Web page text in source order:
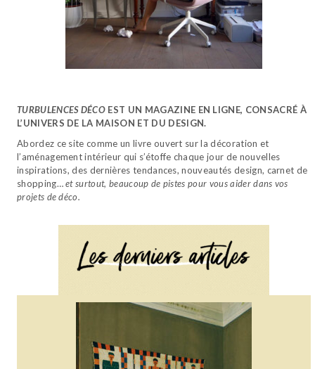
TURBULENCES DÉCO EST UN MAGAZINE EN LIGNE, CONSACRÉ À
L’UNIVERS DE LA MAISON ET DU DESIGN.
Abordez ce site comme un livre ouvert sur la décoration et
l’aménagement intérieur qui s’étoffe chaque jour de nouvelles
inspirations, des dernières tendances, nouveautés design, carnet de
shopping…et surtout, beaucoup de pistes pour vous aider dans vos
projets de déco.